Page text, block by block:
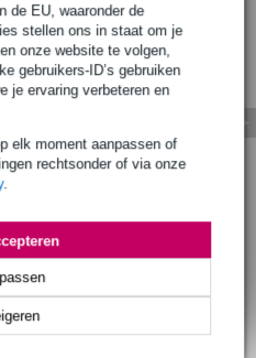
de EU, waaronder de
stellen ons in staat om je
onze website te volgen,
gebruikers-ID’s gebruiken
je ervaring verbeteren en
elk moment aanpassen of
rechtsonder of via onze
.